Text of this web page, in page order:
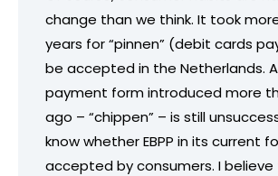
change than we think. It took
years for “pinnen” (debit cards
be accepted in the Netherlands.
payment form introduced more
ago – “chippen” – is still
know whether EBPP in its current
accepted by consumers. I believe